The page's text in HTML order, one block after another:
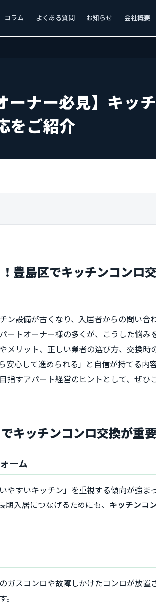
コラム よくある質問 お知らせ 会社概要
ーナー必見】キッ
をご紹介
豊島区でキッチンコンロ
ン設備が古くなり、入居者からの問い
ートオーナー様の多くが、こうした悩み
メリット、正しい業者の選び方、交換
心して進められる」と自信が持てる内容
指すアパート経営のヒントとして、ぜひ
キッチンコンロ交換が重
ーム
やすいキッチン」を重視する傾向が強ま
入居につなげるためにも、 キッチンコ
スコンロや故障しかけたコンロが放置
。